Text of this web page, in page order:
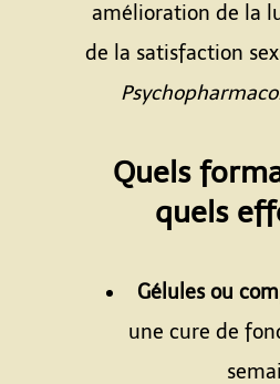
amélioration de la
de la satisfaction
Quels
quels
Gélules ou
une cure de